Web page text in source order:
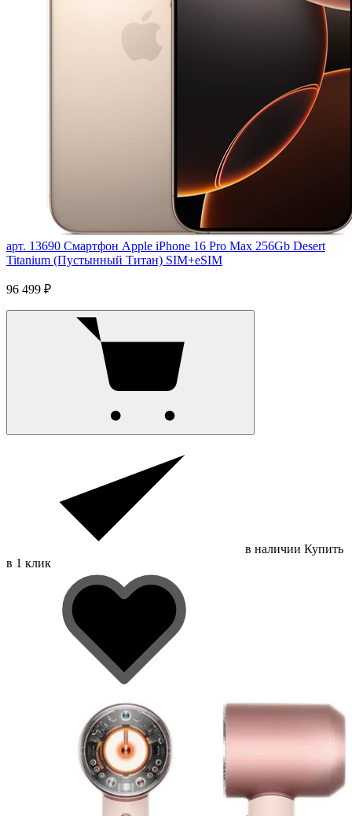
арт. 13690 Смартфон Apple iPhone 16 Pro Max 256Gb Desert
Titanium (Пустынный Титан) SIM+eSIM
96 499 ₽
в наличии Купить
в 1 клик